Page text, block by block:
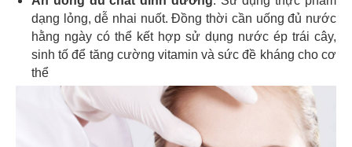
dạng lỏng, dễ nhai nuốt. Đồng thời cần uống đủ nước
hằng ngày có thể kết hợp sử dụng nước ép trái cây,
sinh tố để tăng cường vitamin và sức đề kháng cho cơ
thể